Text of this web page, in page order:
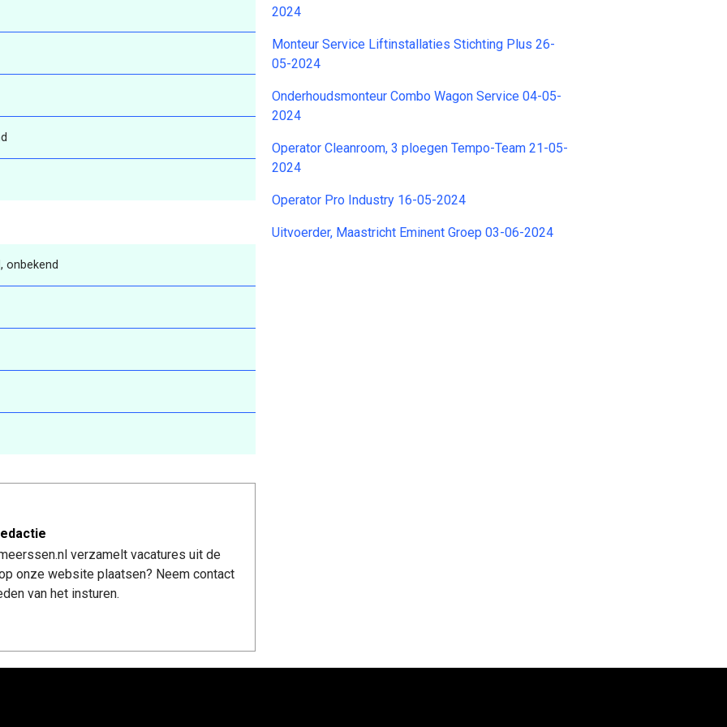
onbekend
verzamelt vacatures uit de
onze website plaatsen? Neem contact
van het insturen.
2024
Monteur Service Liftinstallaties Stichting Plus 26-
05-2024
Onderhoudsmonteur Combo Wagon Service 04-05-
2024
Operator Cleanroom, 3 ploegen Tempo-Team 21-05-
2024
Operator Pro Industry 16-05-2024
Uitvoerder, Maastricht Eminent Groep 03-06-2024